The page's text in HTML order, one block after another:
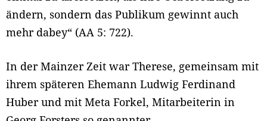
ändern, sondern das Publikum gewinnt auch
mehr dabey“ (AA 5: 722).
In der Mainzer Zeit war Therese, gemeinsam mit
ihrem späteren Ehemann Ludwig Ferdinand
Huber und mit Meta Forkel, Mitarbeiterin in